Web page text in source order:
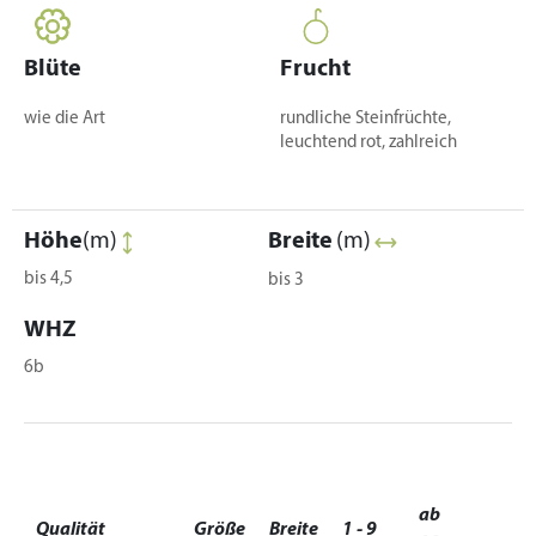
Blüte
wie die Art
Frucht
rundliche Steinfrüchte,
leuchtend rot, zahlreich
Höhe(m)
bis 4,5
Breite (m)
bis 3
WHZ
6b
Qualität Größe Breite 1 - 9
ab